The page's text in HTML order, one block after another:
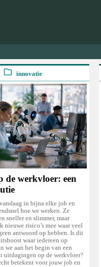
innovatie
de werkvloer: een
in bijna elke job en
hoe we werken. Ze
sneller en slimmer, maar
nieuwe risico’s mee waar veel
antwoord op hebben. Is dit
waar iedereen op
we aan het begin van een
uitdagingen op de werkvloer?
betekent voor jouw job en